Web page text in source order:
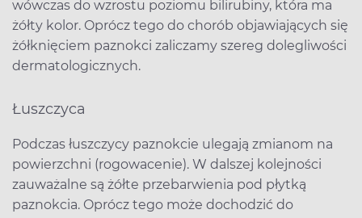
wówczas do wzrostu poziomu bilirubiny, która ma
żółty kolor. Oprócz tego do chorób objawiających się
żółknięciem paznokci zaliczamy szereg dolegliwości
dermatologicznych.
Łuszczyca
Podczas łuszczycy paznokcie ulegają zmianom na
powierzchni (rogowacenie). W dalszej kolejności
zauważalne są żółte przebarwienia pod płytką
paznokcia. Oprócz tego może dochodzić do